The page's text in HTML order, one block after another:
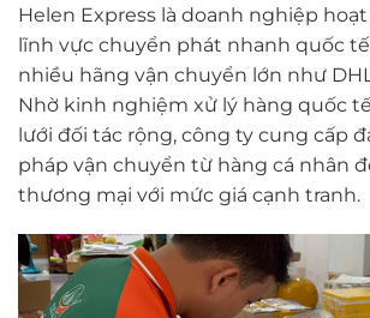
Helen Express là doanh nghiệp
lĩnh vực chuyển phát nhanh quốc tế
nhiều hãng vận chuyển lớn như
Nhờ kinh nghiệm xử lý hàng quốc
lưới đối tác rộng, công ty cung cấp
pháp vận chuyển từ hàng cá nhân
thương mại với mức giá cạnh tranh.